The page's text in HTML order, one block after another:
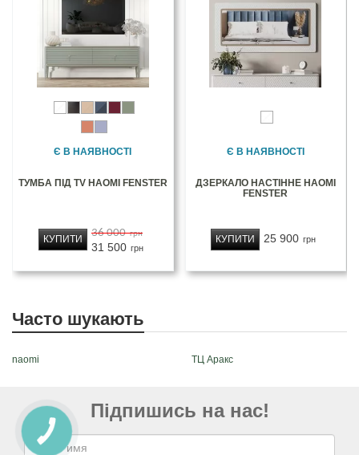
Є В НАЯВНОСТІ
ТУМБА ПІД TV НАОМІ FENSTER
36 000 грн
31 500 грн
КУПИТИ
Є В НАЯВНОСТІ
ДЗЕРКАЛО НАСТІННЕ НАОМІ
FENSTER
25 900 грн
КУПИТИ
Часто шукають
naomi ТЦ Аракс
Підпишись на нас!